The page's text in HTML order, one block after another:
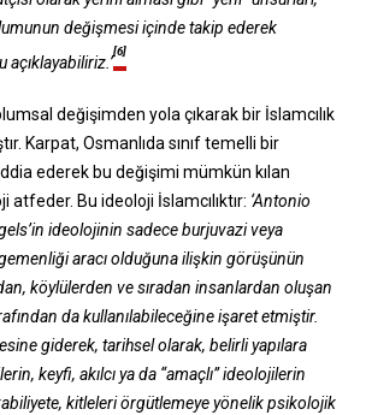
değişmesi içinde takip ederek
açıklayabiliriz.’
[6]
değişimden yola çıkarak bir İslamcılık
Karpat, Osmanlıda sınıf temelli bir
ederek bu değişimi mümkün kılan
atfeder. Bu ideoloji İslamcılıktır: ‘Antonio
ideolojinin sadece burjuvazi veya
aracı olduğuna ilişkin görüşünün
köylülerden ve sıradan insanlardan oluşan
da kullanılabileceğine işaret etmiştir.
giderek, tarihsel olarak, belirli yapılara
keyfi, akılcı ya da “amaçlı” ideolojilerin
kitleleri örgütlemeye yönelik psikolojik